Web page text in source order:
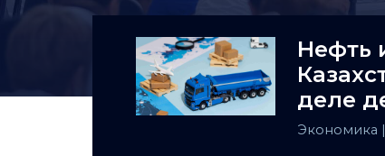
Нефть
деле
Экономика